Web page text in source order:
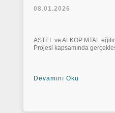
08.01.2026
ASTEL ve ALKOP MTAL
Projesi kapsamında
Devamını Oku